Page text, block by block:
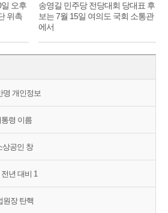
오후
위촉
송영길 민주당 전당대회 당대표 후
보는 7월 15일 여의도 국회 소통관
에서
명 개인정보
통령 이름
상공인 창
년 대비 1
원장 탄핵